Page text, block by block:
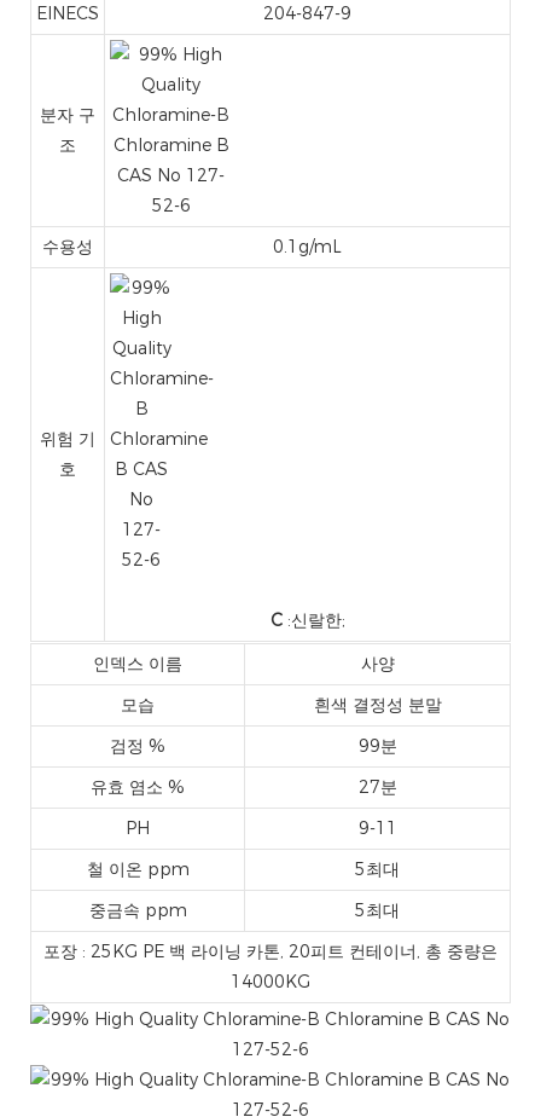
EINECS 204-847-9
분자 구
조
수용성 0.1g/mL
위험 기
호
C:신랄한;
인덱스 이름
사양
모습
흰색 결정성 분말
검정 %
99분
유효 염소 %
27분
PH
9-11
철 이온 ppm
5최대
중금속 ppm
5최대
포장 : 25KG PE 백 라이닝 카톤, 20피트 컨테이너, 총 중량은
14000KG